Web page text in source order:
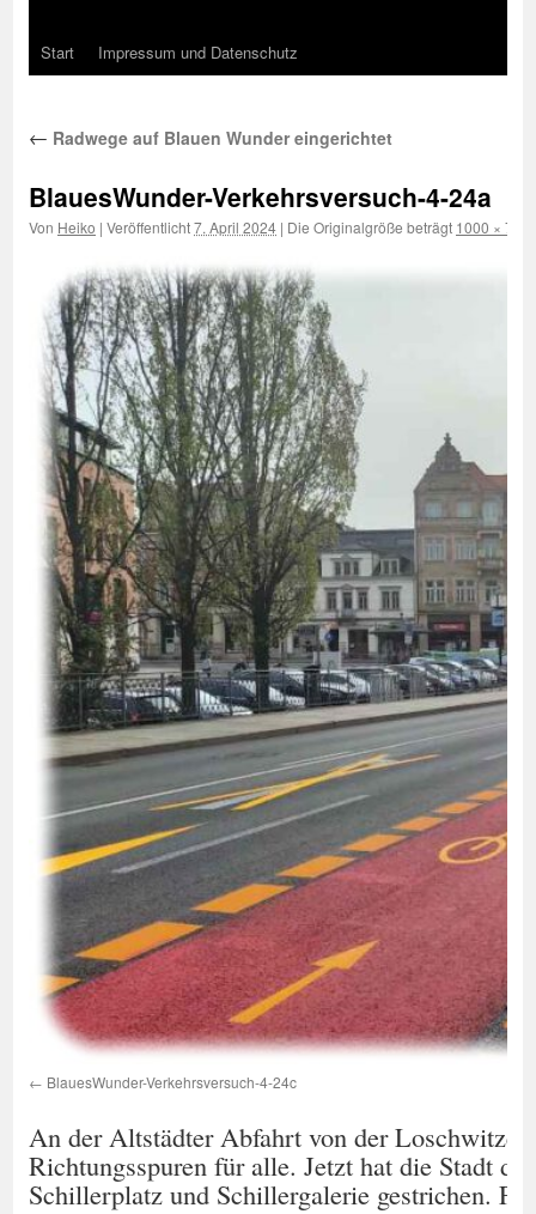
Start Impressum und Datenschutz
← Radwege auf Blauen Wunder eingerichtet
BlauesWunder-Verkehrsversuch-4-24a
Von Heiko | Veröffentlicht7. April 2024 | Die Originalgröße beträgt 1000 × 750
BlauesWunder-Verkehrsversuch-4-24c
An der Altstädter Abfahrt von der
Richtungsspuren für alle. Jetzt hat die Stadt
Schillerplatz und Schillergalerie gestrichen.